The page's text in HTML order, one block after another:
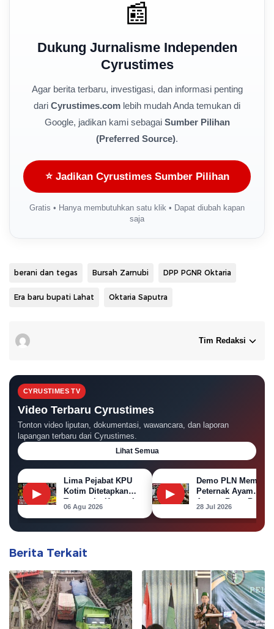
📰
Dukung Jurnalisme Independen
Cyrustimes
Agar berita terbaru, investigasi, dan informasi penting
dari Cyrustimes.com lebih mudah Anda temukan di
Google, jadikan kami sebagai Sumber Pilihan
(Preferred Source).
⭐ Jadikan Cyrustimes Sumber Pilihan
Gratis • Hanya membutuhkan satu klik • Dapat diubah kapan
saja
berani dan tegas Bursah Zarnubi DPP PGNR Oktaria
Era baru bupati Lahat Oktaria Saputra
Tim Redaksi
CYRUSTIMES TV
Video Terbaru Cyrustimes
Tonton video liputan, dokumentasi, wawancara, dan laporan
lapangan terbaru dari Cyrustimes.
Lihat Semua
▶
Lima Pejabat KPU
Kotim Ditetapkan
Tersangka Korupsi
Dana Hibah Pilkada
06 Agu 2026
▶
Demo PLN
Peternak Ayam
Ancam Bawa
Ayam ke Kantor PLN
28 Jul 2026
Berita Terkait